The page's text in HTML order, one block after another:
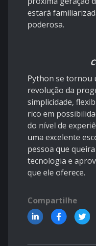
estará
poderosa.
Python se tornou
revolução da
simplicidade,
rico em
do nível de
uma excelente
pessoa que
tecnologia e
que ele oferece.
Compartilhe